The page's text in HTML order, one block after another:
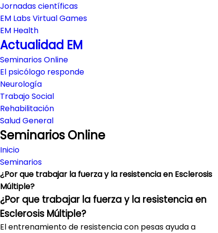
Jornadas científicas
EM Labs Virtual Games
EM Health
Actualidad EM
Seminarios Online
El psicólogo responde
Neurología
Trabajo Social
Rehabilitación
Salud General
Seminarios Online
Inicio
Seminarios
¿Por que trabajar la fuerza y la resistencia en Esclerosis
Múltiple?
¿Por que trabajar la fuerza y la resistencia en
Esclerosis Múltiple?
El entrenamiento de resistencia con pesas ayuda a